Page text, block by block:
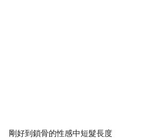
剛好到鎖骨的性感中短髮長度